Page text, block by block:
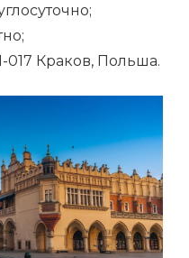
017 Краков, Польша.